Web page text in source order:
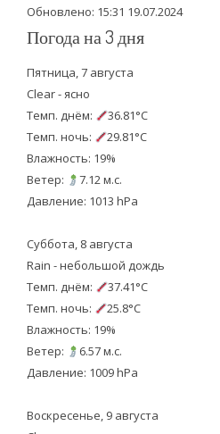
Обновлено: 15:31 19.07.2024
Погода на 3 дня
Пятница, 7 августа
Clear - ясно
Темп. днём:
36.81°C
Темп. ночь:
29.81°C
Влажность: 19%
Ветер:
7.12 м.с.
Давление: 1013 hPa
Суббота, 8 августа
Rain - небольшой дождь
Темп. днём:
37.41°C
Темп. ночь:
25.8°C
Влажность: 19%
Ветер:
6.57 м.с.
Давление: 1009 hPa
Воскресенье, 9 августа